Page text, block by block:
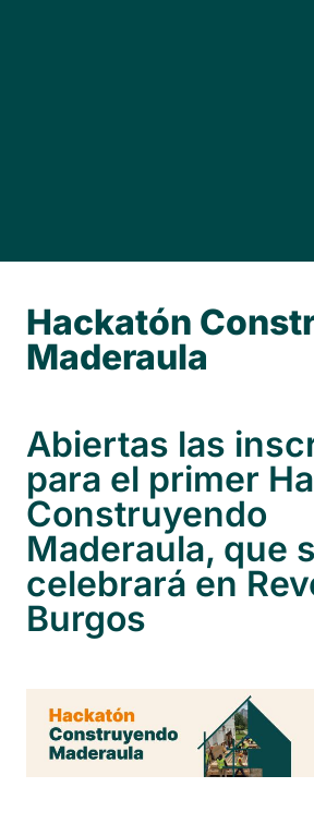
Hackatón
Maderaula
Abiertas las
para el primer
Construyendo
Maderaula, que
celebrará en
Burgos